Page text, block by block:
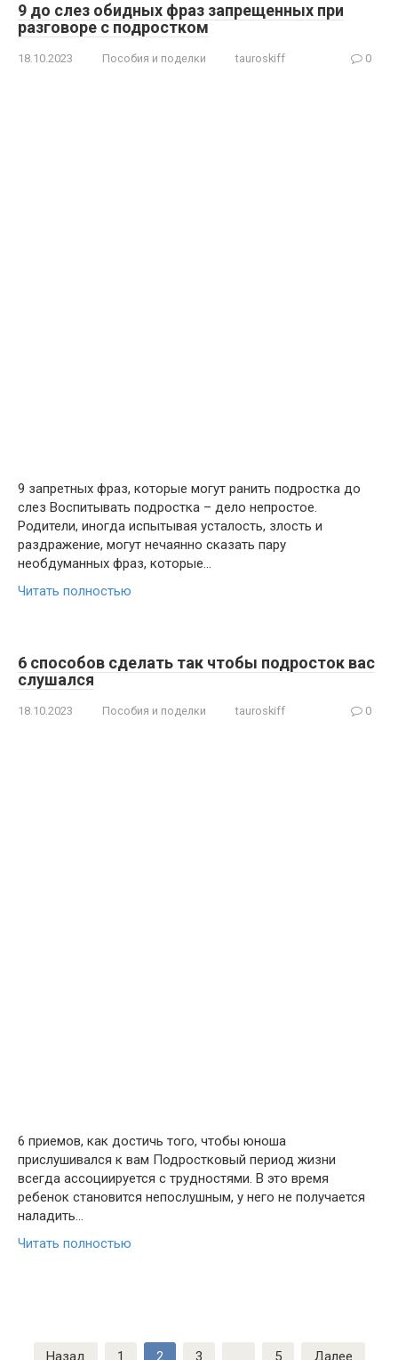
9 до слез обидных фраз запрещенных при
разговоре с подростком
18.10.2023 Пособия и поделки tauroskiff 0
9 запретных фраз, которые могут ранить подростка до
слез Воспитывать подростка – дело непростое.
Родители, иногда испытывая усталость, злость и
раздражение, могут нечаянно сказать пару
необдуманных фраз, которые…
Читать полностью
6 способов сделать так чтобы подросток вас
слушался
18.10.2023 Пособия и поделки tauroskiff 0
6 приемов, как достичь того, чтобы юноша
прислушивался к вам Подростковый период жизни
всегда ассоциируется с трудностями. В это время
ребенок становится непослушным, у него не получается
наладить…
Читать полностью
Пагинация
Назад 1 2 3 5 Далее